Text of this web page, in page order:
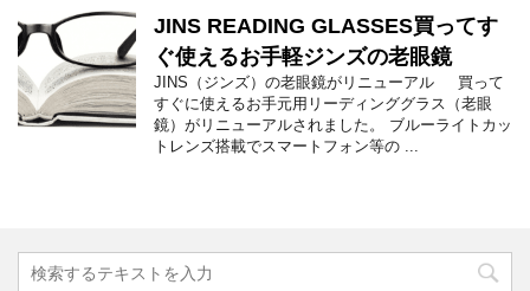
JINS READING GLASSES買ってす
ぐ使えるお手軽ジンズの老眼鏡
JINS（ジンズ）の老眼鏡がリニューアル 買って
すぐに使えるお手元用リーディンググラス（老眼
鏡）がリニューアルされました。 ブルーライトカッ
トレンズ搭載でスマートフォン等の ...